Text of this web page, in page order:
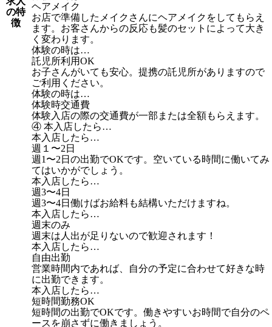
の特
徴
ヘアメイク
お店で準備したメイクさんにヘアメイクをしてもらえ
ます。お客さんからの反応も髪のセットによって大き
く変わります。
体験の時は…
託児所利用OK
お子さんがいても安心。提携の託児所がありますので
ご利用ください。
体験の時は…
体験時交通費
体験入店の際の交通費が一部または全額もらえます。
④ 本入店したら…
本入店したら…
週１〜2日
週1〜2日の出勤でOKです。空いている時間に働いてみ
てはいかがでしょう。
本入店したら…
週3〜4日
週3〜4日働けばお給料も結構いただけますね。
本入店したら…
週末のみ
週末は人出が足りないので歓迎されます！
本入店したら…
自由出勤
営業時間内であれば、自分の予定に合わせて好きな時
に出勤できます。
本入店したら…
短時間勤務OK
短時間の出勤でOKです。働きやすいお時間で自分のペ
ースを崩さずに働きましょう。